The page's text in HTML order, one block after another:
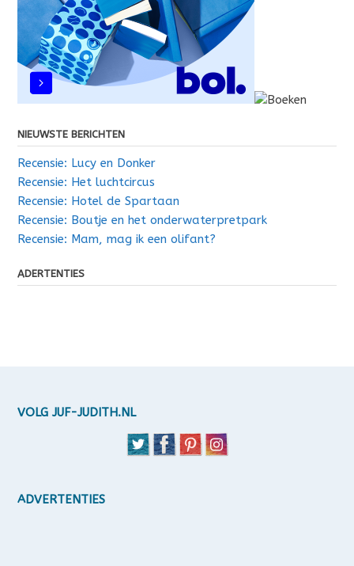
NIEUWSTE BERICHTEN
Recensie: Lucy en Donker
Recensie: Het luchtcircus
Recensie: Hotel de Spartaan
Recensie: Boutje en het onderwaterpretpark
Recensie: Mam, mag ik een olifant?
ADERTENTIES
VOLG JUF-JUDITH.NL
ADVERTENTIES